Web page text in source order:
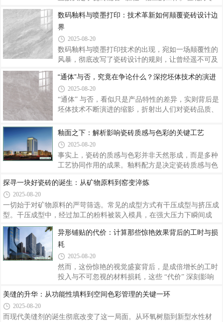
入砖体的水分在低温下结冰膨胀，会对瓷砖产生巨大
的破坏力，导致瓷砖开裂、破碎。
数码釉料与喷墨打印：技术革新如何颠覆瓷砖设计边
界
2025-08-20
数码釉料与喷墨打印技术的出现，宛如一场颠覆性的
风暴，彻底改写了瓷砖设计的规则，让曾经遥不可及
上，数码釉料技术同样实现了质的飞跃。技术革新也
促使瓷砖设计理念发生转变。数码釉料与喷墨打印技
术的出现，不仅是生产工艺的升级，更是一场设计思
维的革命。
“通体”与否，究竟在争论什么？深挖坯体技术的演进
2025-08-20
“通体” 与否，看似只是产品特性的差异，实则背后是
坯体技术不断演进的缩影，折射出人们对瓷砖品质、
技术的一次飞跃。“通体” 与否的争论，不仅是对瓷砖
求与消费观念碰撞下的缩影。
釉面之下：解析影响瓷砖质感与色彩的关键工艺
2025-08-20
事实上，瓷砖的质感与色彩并非天然形成，而是多种
工艺协同作用的成果。釉料配方是决定瓷砖质感与色
要。在釉面绚丽的表象之下，是复杂工艺的精心雕
制过程的严苛把控，共同编织出瓷砖丰富的质感与色
彩。
探寻一块好瓷砖的诞生：从矿物原料到窑变淬炼
2025-08-20
一切始于对矿物原料的严苛筛选。常见的成型方式有干压成型与挤压成
型。干压成型中，经过加工的粉料被装入模具，在强大压力下瞬间成
型，这一过程对压力参数与保压时间要求极高，压力不足会导致瓷砖密
度不够，压力过大则可能造成砖坯开裂。最惊心动魄的环节当属窑变淬
炼。
异形铺贴的代价：计算那些惊艳效果背后的工时与损
耗
2025-08-20
然而，这份惊艳的视觉盛宴背后，是成倍增长的工时
投入与不可忽视的材料损耗，这些 “代价” 深刻影响
价，体现在复杂的切割工艺带来的高损耗率上。施工
价。
美缝的升华：从功能性填料到空间色彩管理的关键一
2025-08-20